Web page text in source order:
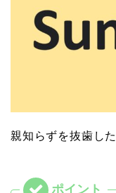
親知らずを抜歯し